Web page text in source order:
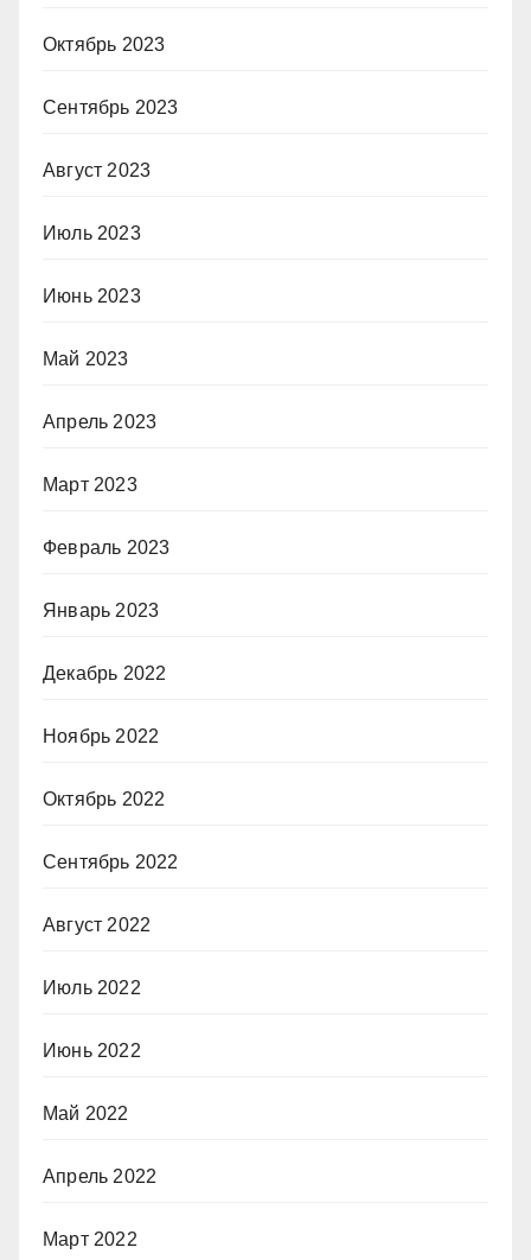
Октябрь 2023
Сентябрь 2023
Август 2023
Июль 2023
Июнь 2023
Май 2023
Апрель 2023
Март 2023
Февраль 2023
Январь 2023
Декабрь 2022
Ноябрь 2022
Октябрь 2022
Сентябрь 2022
Август 2022
Июль 2022
Июнь 2022
Май 2022
Апрель 2022
Март 2022